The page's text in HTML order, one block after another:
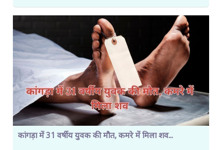
कांगड़ा में 31 वर्षीय युवक की मौत, कमरे में मिला शव...